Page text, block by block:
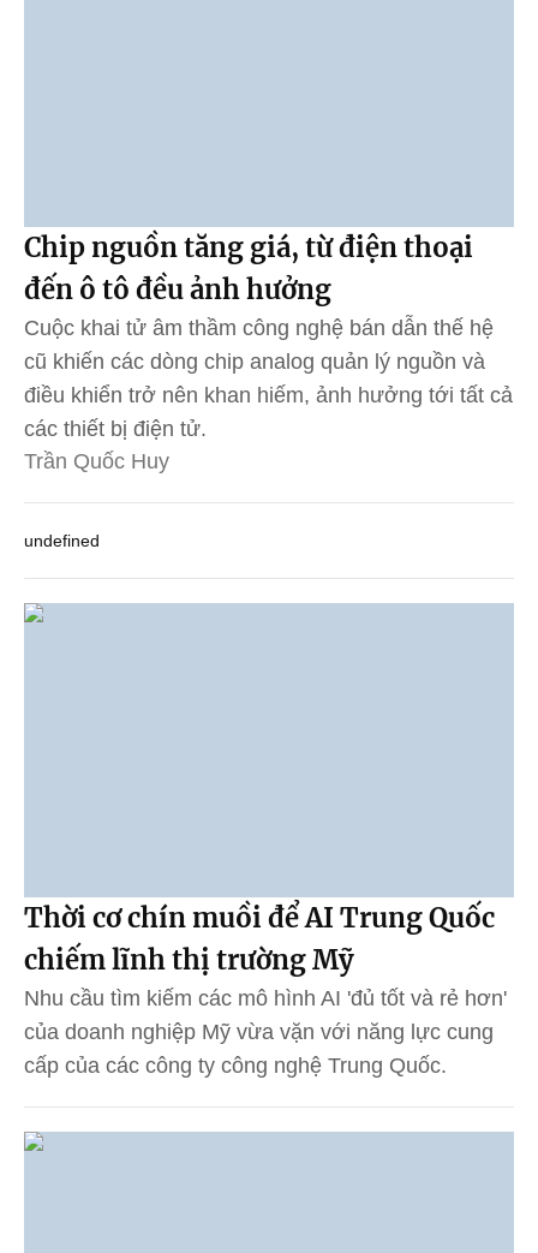
Chip nguồn tăng giá, từ điện thoại
đến ô tô đều ảnh hưởng
Cuộc khai tử âm thầm công nghệ bán dẫn thế hệ
cũ khiến các dòng chip analog quản lý nguồn và
điều khiển trở nên khan hiếm, ảnh hưởng tới tất cả
các thiết bị điện tử.
Trần Quốc Huy
undefined
Thời cơ chín muồi để AI Trung Quốc
chiếm lĩnh thị trường Mỹ
Nhu cầu tìm kiếm các mô hình AI 'đủ tốt và rẻ hơn'
của doanh nghiệp Mỹ vừa vặn với năng lực cung
cấp của các công ty công nghệ Trung Quốc.